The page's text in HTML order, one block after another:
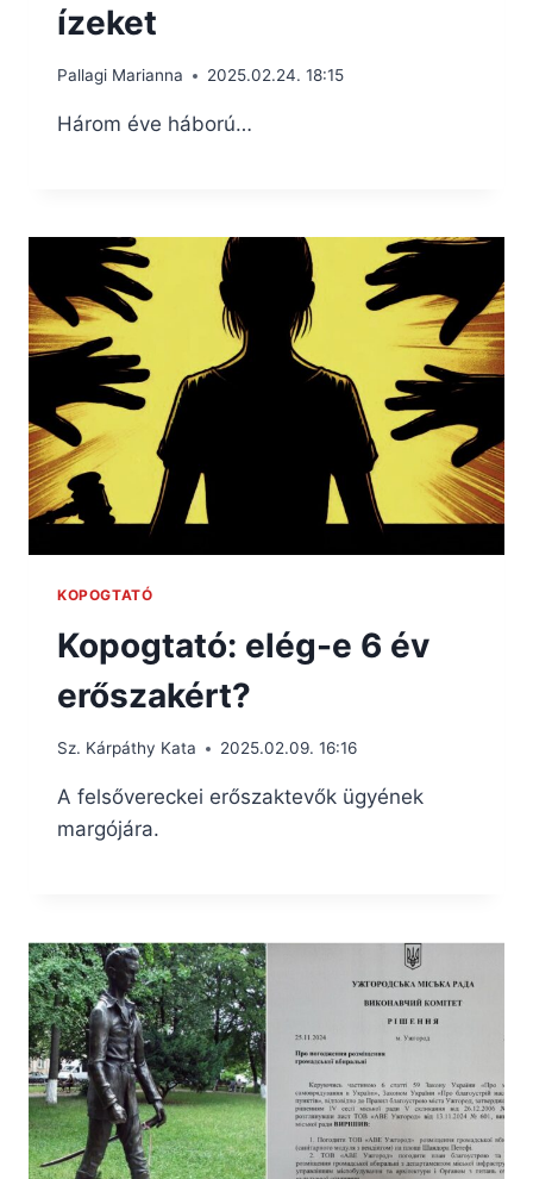
ízeket
Pallagi Marianna 2025.02.24. 18:15
Három éve háború…
KOPOGTATÓ
Kopogtató: elég-e 6 év
erőszakért?
Sz. Kárpáthy Kata 2025.02.09. 16:16
A felsővereckei erőszaktevők ügyének
margójára.